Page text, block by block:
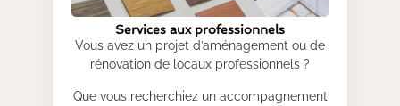
Services aux professionnels
Vous avez un projet d’aménagement ou de
rénovation de locaux professionnels ?
Que vous recherchiez un accompagnement